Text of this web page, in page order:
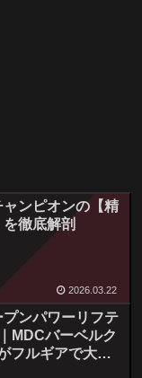
ンピオンの【精
徹底解剖
2026.03.22
ンパワーリフテ
MDCバーベルク
フルギアで大暴